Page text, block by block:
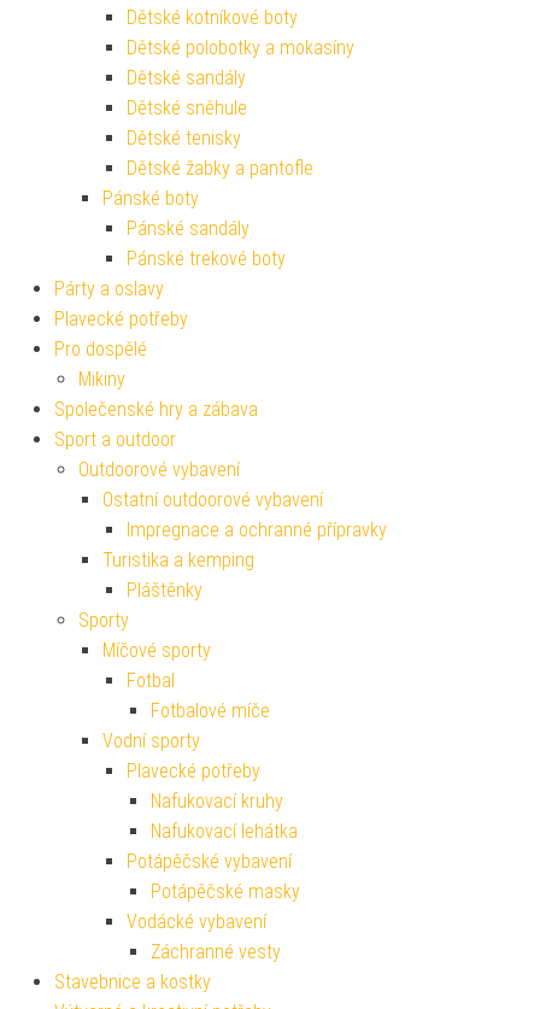
Dětské kotníkové boty
Dětské polobotky a mokasíny
Dětské sandály
Dětské sněhule
Dětské tenisky
Dětské žabky a pantofle
Pánské boty
Pánské sandály
Pánské trekové boty
Párty a oslavy
Plavecké potřeby
Pro dospělé
Mikiny
Společenské hry a zábava
Sport a outdoor
Outdoorové vybavení
Ostatní outdoorové vybavení
Impregnace a ochranné přípravky
Turistika a kemping
Pláštěnky
Sporty
Míčové sporty
Fotbal
Fotbalové míče
Vodní sporty
Plavecké potřeby
Nafukovací kruhy
Nafukovací lehátka
Potápěčské vybavení
Potápěčské masky
Vodácké vybavení
Záchranné vesty
Stavebnice a kostky